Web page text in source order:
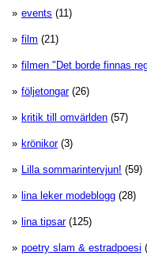
events (11)
film (21)
filmen "Det borde finnas
följetongar(26)
kritik till omvärlden (57)
krönikor(3)
Lilla sommarintervjun! (59)
lina leker modeblogg (28)
lina tipsar(125)
poetry slam & estradpoesi